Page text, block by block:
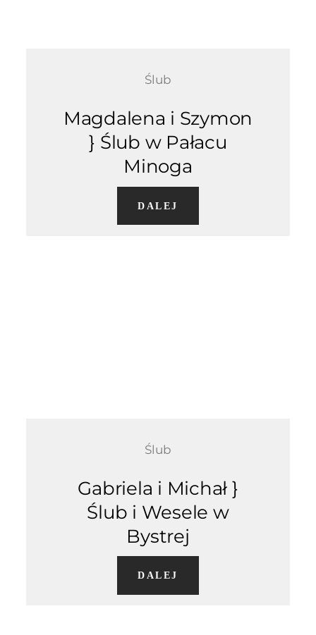
Ślub
Magdalena i Szymon
} Ślub w Pałacu
Minoga
DALEJ
Ślub
Gabriela i Michał }
Ślub i Wesele w
Bystrej
DALEJ